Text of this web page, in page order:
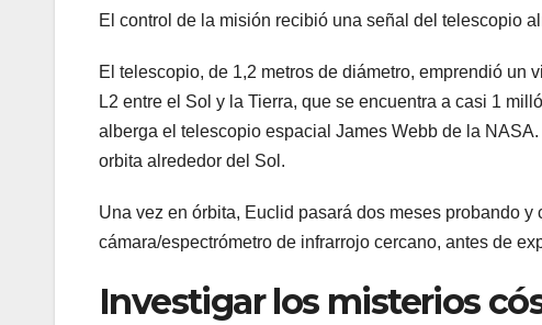
El control de la misión recibió una señal del telescopio
El telescopio, de 1,2 metros de diámetro, emprendió
L2 entre el Sol y la Tierra, que se encuentra a casi 1
alberga el telescopio espacial James Webb de la
orbita alrededor del Sol.
Una vez en órbita, Euclid pasará dos meses probando
cámara/espectrómetro de infrarrojo cercano, antes de
Investigar los misterios